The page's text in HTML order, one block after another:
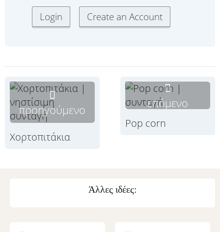
προηγούμενο
Χορτοπιτάκια
επόμενο
Pop corn
Άλλες ιδέες: